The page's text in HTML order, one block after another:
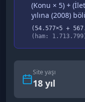
(Konu × 5) +
yılına (2008)
(54.577×5 +
(ham: 1.713.799
Site yaşı
18 yıl